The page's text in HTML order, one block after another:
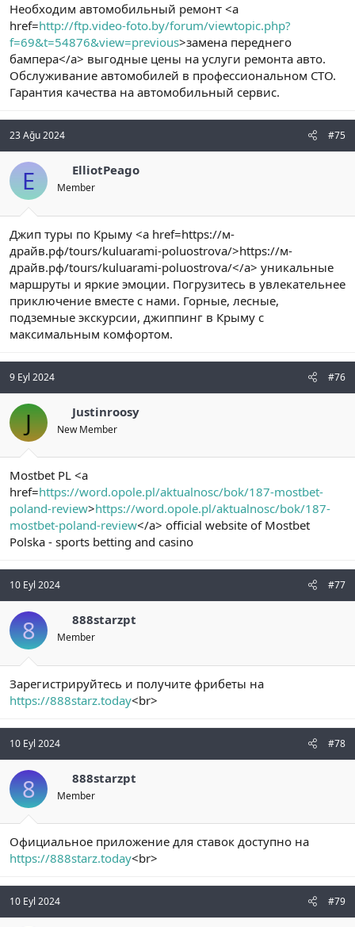
Необходим автомобильный ремонт <a
href=http://ftp.video-foto.by/forum/viewtopic.php?
f=69&t=54876&view=previous>замена переднего
бампера</a> выгодные цены на услуги ремонта авто.
Обслуживание автомобилей в профессиональном СТО.
Гарантия качества на автомобильный сервис.
23 Ağu 2024 #75
E ElliotPeago
Member
Джип туры по Крыму <a href=https://м-
драйв.рф/tours/kuluarami-poluostrova/>https://м-
драйв.рф/tours/kuluarami-poluostrova/</a> уникальные
маршруты и яркие эмоции. Погрузитесь в увлекательнее
приключение вместе с нами. Горные, лесные,
подземные экскурсии, джиппинг в Крыму с
максимальным комфортом.
9 Eyl 2024 #76
J Justinroosy
New Member
Mostbet PL <a
href=https://word.opole.pl/aktualnosc/bok/187-mostbet-
poland-review>https://word.opole.pl/aktualnosc/bok/187-
mostbet-poland-review</a> official website of Mostbet
Polska - sports betting and casino
10 Eyl 2024 #77
8 888starzpt
Member
Зарегистрируйтесь и получите фрибеты на
https://888starz.today<br>
10 Eyl 2024 #78
8 888starzpt
Member
Официальное приложение для ставок доступно на
https://888starz.today<br>
10 Eyl 2024 #79